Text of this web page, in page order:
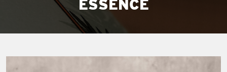
ESSENCE